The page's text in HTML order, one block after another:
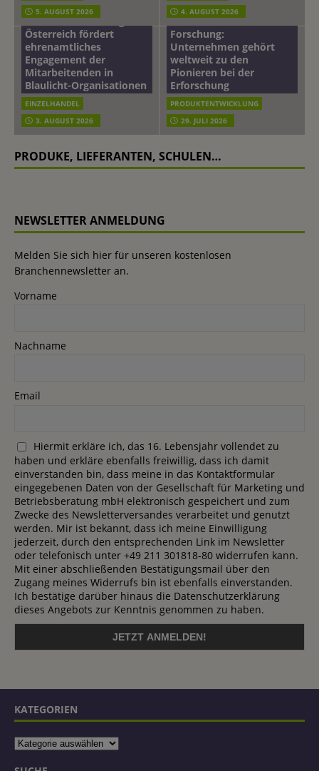
5. AUGUST 2026
4. AUGUST 2026
mehr vom leben tag: dm
Österreich fördert
ehrenamtliches
Engagement der
Mitarbeitenden in
Blaulicht-Organisationen
EINZELHANDEL
3. AUGUST 2026
Beiersdorf
Hautmikrobiom-
Forschung:
Unternehmen gehört
weltweit zu den
Pionieren bei der
Erforschung
PRODUKTENTWICKLUNG
29. JULI 2026
PRODUKE, LIEFERANTEN, SCHULEN…
NEWSLETTER ANMELDUNG
Melden Sie sich hier für unseren kostenlosen
Branchennewsletter an.
Vorname
Nachname
Email
Hiermit erkläre ich, das 16. Lebensjahr vollendet zu
haben und erkläre ebenfalls freiwillig, dass ich damit
einverstanden bin, dass meine in das Kontaktformular
eingegebenen Daten von der Gesellschaft für Marketing und
Betriebsberatung mbH elektronisch gespeichert und zum
Zwecke des Newsletterversandes verarbeitet und genutzt
werden. Mir ist bekannt, dass ich meine Einwilligung
jederzeit, durch den entsprechenden Link im Newsletter
oder telefonisch unter +49 211 301818-80 widerrufen kann.
Mit einer abschließenden Bestätigungsmail über den
Zugang meines Widerrufs bin ist ebenfalls einverstanden.
Ich bestätige darüber hinaus die Datenschutzerklärung
dieses Angebots zur Kenntnis genommen zu haben.
KATEGORIEN